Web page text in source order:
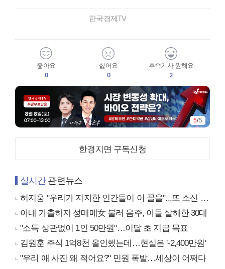
한국경제TV
좋아요
0
싫어요
0
후속기사 원해요
2
5/5
한경지면 구독신청
실시간관련뉴스
허지웅 "우리가 지지한 인간들이 이 꼴을"...또 소신 발언
아내 가출하자 성매매女 불러 음주, 아들 살해한 30대
"소득 상관없이 1인 50만원"…이달 초 지급 목표
김원훈 주식 1억8천 올인했는데…현실은 '-2,400만원'
"우리 애 사진 왜 적어요?" 민원 폭발…세상이 어쩌다